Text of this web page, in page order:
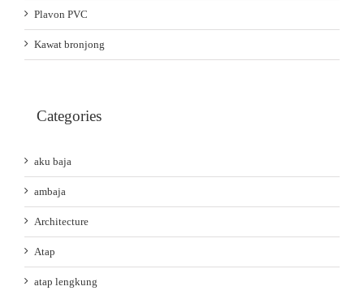
Plavon PVC
Kawat bronjong
Categories
aku baja
ambaja
Architecture
Atap
atap lengkung